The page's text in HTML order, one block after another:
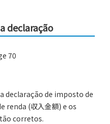
declaração
declaração de imposto de
renda (収入金額) e os
corretos.